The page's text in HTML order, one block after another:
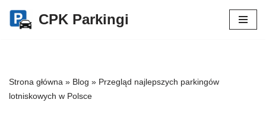
Przejdź
CPK Parkingi
Strona główna » Blog » Przegląd najlepszych parkingów
lotniskowych w Polsce